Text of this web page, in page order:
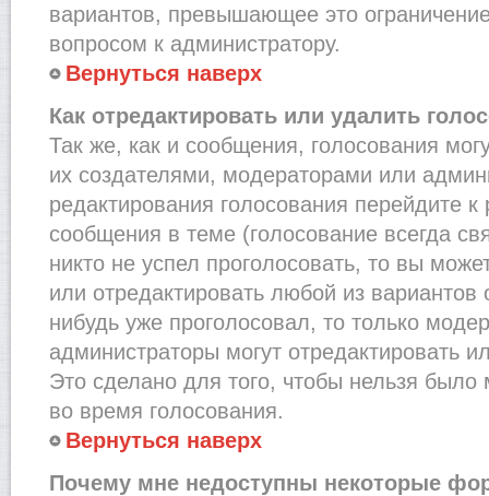
вариантов, превышающее это
вопросом к администратору.
Вернуться наверх
Как отредактировать или удалить
Так же, как и сообщения, голосования
их создателями, модераторами или
редактирования голосования перейдите
сообщения в теме (голосование всегда
никто не успел проголосовать, то вы
или отредактировать любой из вариантов
нибудь уже проголосовал, то только
администраторы могут отредактировать
Это сделано для того, чтобы нельзя было
во время голосования.
Вернуться наверх
Почему мне недоступны некоторые